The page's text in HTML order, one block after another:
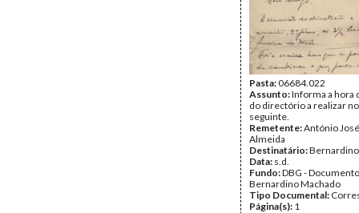
Pasta:06684.022
Assunto:Informa a hora
do directório a realizar
seguinte.
Remetente:António
Almeida
Destinatário:
Data: s.d.
Fundo:DBG -
Bernardino Machado
Tipo Documental:
Página(s): 1